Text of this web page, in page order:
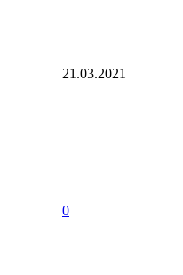
21.03.2021
0